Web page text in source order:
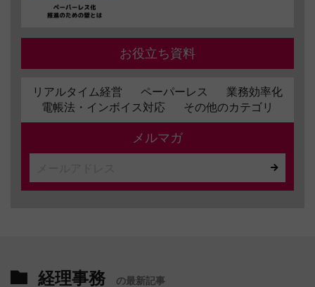
お役立ち資料
リアルタイム経営 ペーパーレス
業務効率化
電帳法・インボイス対応
その他のカテゴリ
メルマガ
経理事務 の最新記事